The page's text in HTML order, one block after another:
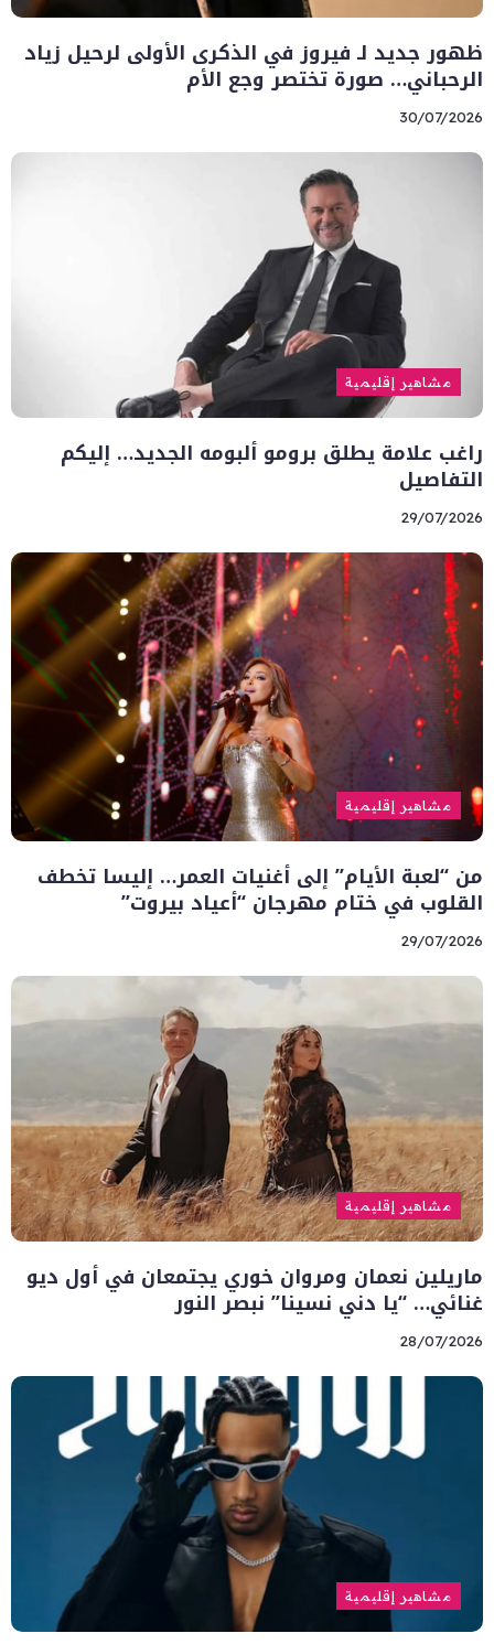
ظهور جديد لـ فيروز في الذكرى الأولى لرحيل زياد
الرحباني… صورة تختصر وجع الأم
30/07/2026
مشاهير إقليمية
راغب علامة يطلق برومو ألبومه الجديد… إليكم
التفاصيل
29/07/2026
مشاهير إقليمية
من “لعبة الأيام” إلى أغنيات العمر… إليسا تخطف
القلوب في ختام مهرجان “أعياد بيروت”
29/07/2026
مشاهير إقليمية
ماريلين نعمان ومروان خوري يجتمعان في أول ديو
غنائي… “يا دني نسينا” نبصر النور
28/07/2026
مشاهير إقليمية